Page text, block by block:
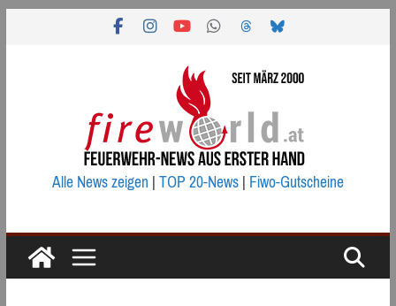
Alle News zeigen|TOP 20-News|Fiwo-Gutscheine